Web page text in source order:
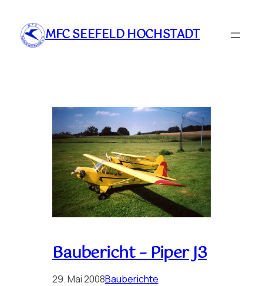
Inhalt
springen MFC SEEFELD HOCHSTADT
Baubericht – Piper J3
29. Mai 2008Bauberichte